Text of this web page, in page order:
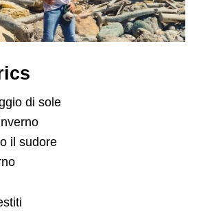
di sole
il sudore